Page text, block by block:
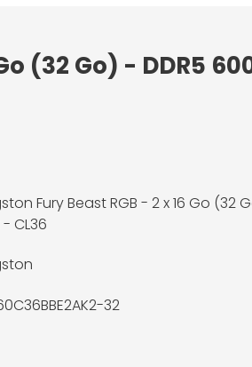
(32 Go) - DDR5
Fury Beast RGB - 2 x 16 Go (32
- CL36
32